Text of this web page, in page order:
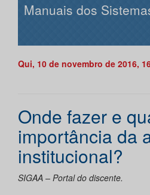
Manuais dos
Qui, 10 de novembro de 2016,
Onde fazer e
importância da
institucional?
SIGAA – Portal do discente.